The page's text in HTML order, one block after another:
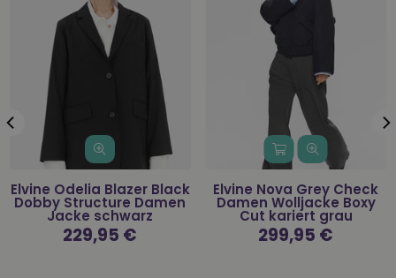
Elvine Odelia Blazer Black
Dobby Structure Damen
Jacke schwarz
Normaler
Preis
229,95 €
Elvine Nova Grey Check
Damen Wolljacke Boxy
Cut kariert grau
Normaler
Preis
299,95 €